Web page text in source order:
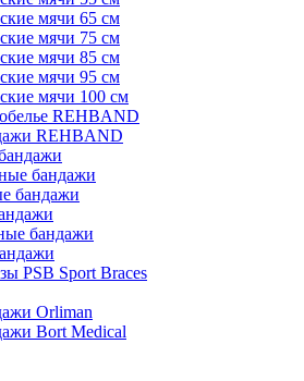
мячи 65 см
мячи 75 см
мячи 85 см
мячи 95 см
мячи 100 см
REHBAND
REHBAND
бандажи
бандажи
бандажи
PSB Sport Braces
Orliman
Bort Medical